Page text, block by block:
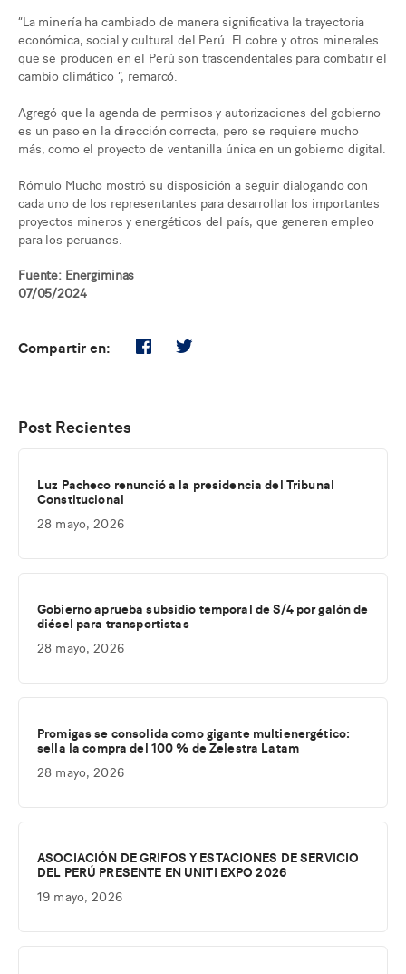
“La minería ha cambiado de manera significativa la trayectoria
económica, social y cultural del Perú. El cobre y otros minerales
que se producen en el Perú son trascendentales para combatir el
cambio climático “, remarcó.
Agregó que la agenda de permisos y autorizaciones del gobierno
es un paso en la dirección correcta, pero se requiere mucho
más, como el proyecto de ventanilla única en un gobierno digital.
Rómulo Mucho mostró su disposición a seguir dialogando con
cada uno de los representantes para desarrollar los importantes
proyectos mineros y energéticos del país, que generen empleo
para los peruanos.
Fuente: Energiminas
07/05/2024
Compartir en:
Post Recientes
Luz Pacheco renunció a la presidencia del Tribunal
Constitucional
28 mayo, 2026
Gobierno aprueba subsidio temporal de S/4 por galón de
diésel para transportistas
28 mayo, 2026
Promigas se consolida como gigante multienergético:
sella la compra del 100 % de Zelestra Latam
28 mayo, 2026
ASOCIACIÓN DE GRIFOS Y ESTACIONES DE SERVICIO
DEL PERÚ PRESENTE EN UNITI EXPO 2026
19 mayo, 2026